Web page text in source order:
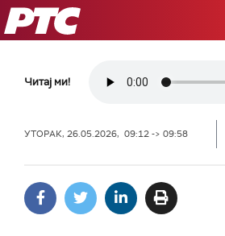
РТС
Читај ми!
УТОРАК, 26.05.2026, 09:12 -> 09:58